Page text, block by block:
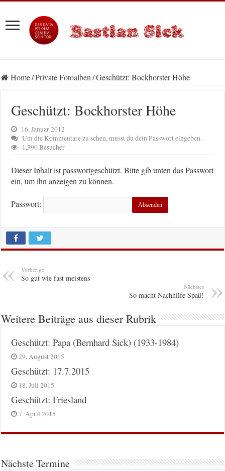
Home/Private Fotoalben/Geschützt: Bockhorster Höhe
Geschützt: Bockhorster Höhe
16. Januar 2012
Um die Kommentare zu sehen, musst du dein Passwort eingeben.
1,390 Besucher
Dieser Inhalt ist passwortgeschützt. Bitte gib unten das Passwort
ein, um ihn anzeigen zu können.
Passwort:
Vorherige
So gut wie fast meistens
Nächstes
So macht Nachhilfe Spaß!
Weitere Beiträge aus dieser Rubrik
Geschützt: Papa (Bernhard Sick) (1933-1984)
29. August 2015
Geschützt: 17.7.2015
18. Juli 2015
Geschützt: Friesland
7. April 2015
Nächste Termine